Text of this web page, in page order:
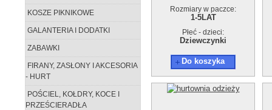
KOSZE PIKNIKOWE
GALANTERIA I DODATKI
ZABAWKI
FIRANY, ZASŁONY I AKCESORIA
- HURT
POŚCIEL, KOŁDRY, KOCE I
PRZEŚCIERADŁA
Rozmiary w paczce:
1-5LAT
Płeć - dzieci:
Dziewczynki
Do koszyka